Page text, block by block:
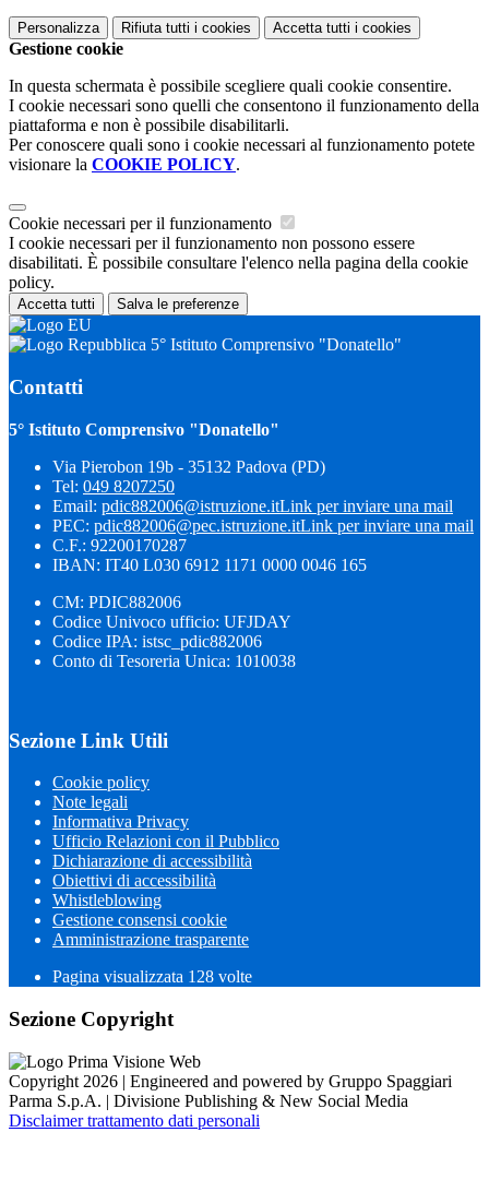
Personalizza Rifiuta tutti i cookies Accetta tutti i cookies
Gestione cookie
In questa schermata è possibile scegliere quali cookie consentire.
I cookie necessari sono quelli che consentono il funzionamento della
piattaforma e non è possibile disabilitarli.
Per conoscere quali sono i cookie necessari al funzionamento potete
visionare la COOKIE POLICY.
Cookie necessari per il funzionamento
I cookie necessari per il funzionamento non possono essere
disabilitati. È possibile consultare l'elenco nella pagina della cookie
policy.
Accetta tutti Salva le preferenze
5° Istituto Comprensivo "Donatello"
Contatti
5° Istituto Comprensivo "Donatello"
Via Pierobon 19b - 35132 Padova (PD)
Tel: 049 8207250
Email: pdic882006@istruzione.itLink per inviare una mail
PEC: pdic882006@pec.istruzione.itLink per inviare una mail
C.F.: 92200170287
IBAN: IT40 L030 6912 1171 0000 0046 165
CM: PDIC882006
Codice Univoco ufficio: UFJDAY
Codice IPA: istsc_pdic882006
Conto di Tesoreria Unica: 1010038
Sezione Link Utili
Cookie policy
Note legali
Informativa Privacy
Ufficio Relazioni con il Pubblico
Dichiarazione di accessibilità
Obiettivi di accessibilità
Whistleblowing
Gestione consensi cookie
Amministrazione trasparente
Pagina visualizzata 128 volte
Sezione Copyright
Copyright 2026 | Engineered and powered by Gruppo Spaggiari
Parma S.p.A. | Divisione Publishing & New Social Media
Disclaimer trattamento dati personali